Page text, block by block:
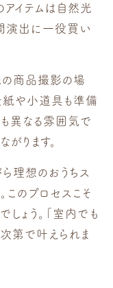
イテムは自然光
演出に一役買い
の商品撮影の場
紙や小道具も準備
も異なる雰囲気で
ります。
理想のおうちス
このプロセスこそ
しょう。「室内でも
第で叶えられま